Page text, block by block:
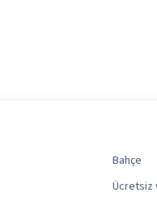
Bahçe
Ücretsiz